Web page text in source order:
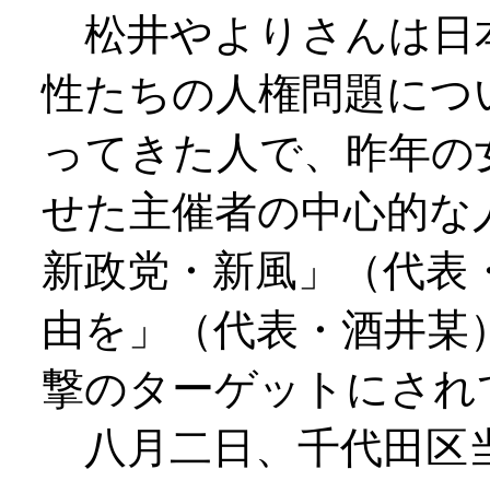
松井やよりさんは日
性たちの人権問題に
ってきた人で、昨年
せた主催者の中心的
新政党・新風」（代
由を」（代表・酒井
撃のターゲットにさ
八月二日、千代田区